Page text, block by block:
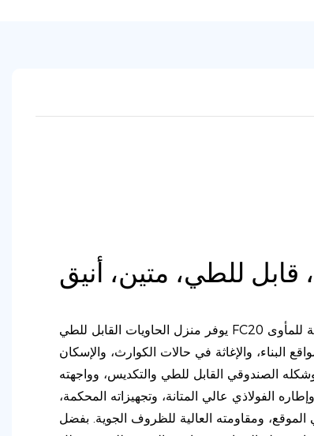
قابل للطي، متين، أنيق
يوفر منزل الحاويات القابل للطي FC20 حلولاً سريعة وفعالة من حيث التكلفة للمأوى
البناء، والإغاثة في حالات الكوارث، والإسكان
الصندوقي القابل للطي والتكديس، وواجهته
الفولاذي عالي المتانة، وتجهيزاته المحكمة،
ومقاومته العالية للظروف الجوية. بفضل